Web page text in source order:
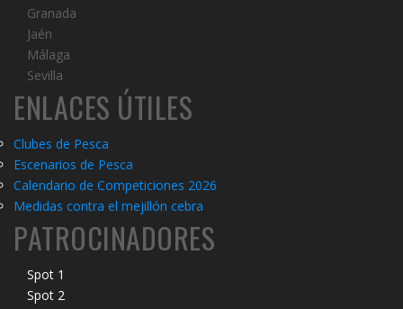
Granada
Jaén
Málaga
Sevilla
ENLACES ÚTILES
Clubes de Pesca
Escenarios de Pesca
Calendario de Competiciones 2026
Medidas contra el mejillón cebra
PATROCINADORES
Spot 1
Spot 2